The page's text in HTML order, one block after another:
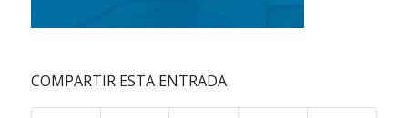
COMPARTIR ESTA ENTRADA